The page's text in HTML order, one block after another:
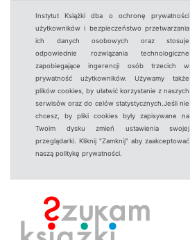
Instytut Książki dba o ochronę prywatności
użytkowników i bezpieczeństwo przetwarzania
ich danych osobowych oraz stosuje
odpowiednie rozwiązania technologiczne
zapobiegające ingerencji osób trzecich w
prywatność użytkowników. Używamy także
plików cookies, by ułatwić korzystanie z naszych
serwisów oraz do celów statystycznych.Jeśli nie
chcesz, by pliki cookies były zapisywane na
Twoim dysku zmień ustawienia swojej
przeglądarki. Kliknij "Zamknij" aby zaakceptować
naszą politykę prywatności.